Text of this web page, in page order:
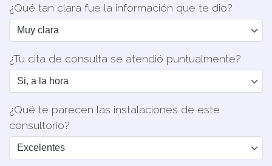
¿Qué tan clara fue la información que te dio?
¿Tu cita de consulta se atendió puntualmente?
¿Qué te parecen las instalaciones de este
consultorio?